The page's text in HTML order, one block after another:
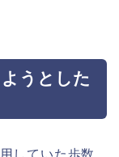
うとした